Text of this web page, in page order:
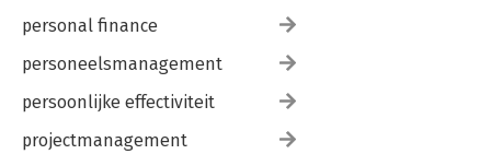
personal finance
personeelsmanagement
persoonlijke effectiviteit
projectmanagement